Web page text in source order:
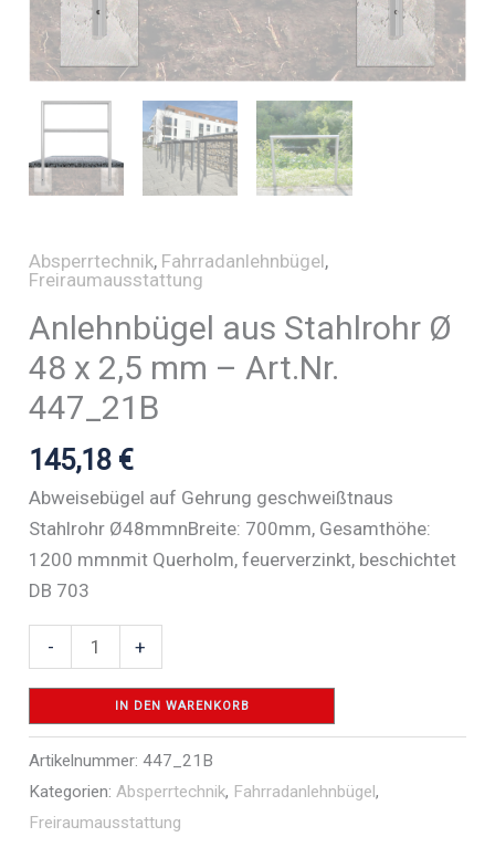
Absperrtechnik, Fahrradanlehnbügel,
Freiraumausstattung
Anlehnbügel aus Stahlrohr Ø
48 x 2,5 mm – Art.Nr.
447_21B
145,18 €
Abweisebügel auf Gehrung geschweißtnaus
Stahlrohr Ø48mmnBreite: 700mm, Gesamthöhe:
1200 mmnmit Querholm, feuerverzinkt, beschichtet
DB 703
-
Anlehnbügel
aus
Ø
48
x
2,5
+
IN DEN WARENKORB
Artikelnummer:447_21B
Kategorien:Absperrtechnik, Fahrradanlehnbügel,
Freiraumausstattung